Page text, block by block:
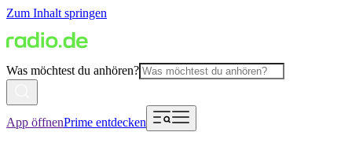
Zum Inhalt springen
Was möchtest du anhören?
App öffnenPrime entdecken